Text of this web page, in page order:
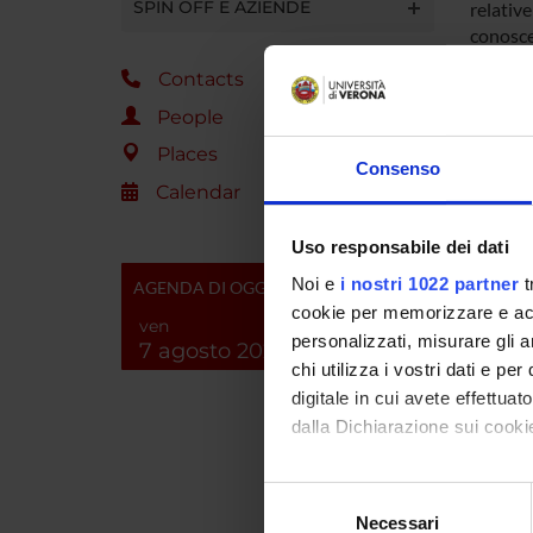
Consenso
Uso responsabile dei dati
Noi e i nostri 1022 partner
cookie per memorizzare e
personalizzati, misurare gli
chi utilizza i vostri dati e per
digitale in cui avete
dalla Dichiarazione sui
Con il tuo consenso,
raccogliere
Necessari
SPIN OFF E AZIENDE
Contacts
People
Places
Calendar
AGENDA DI OGGI
ven
7 agosto 2026
medio-
del
casi
d’uso
casi
in
clienti
questa
aver